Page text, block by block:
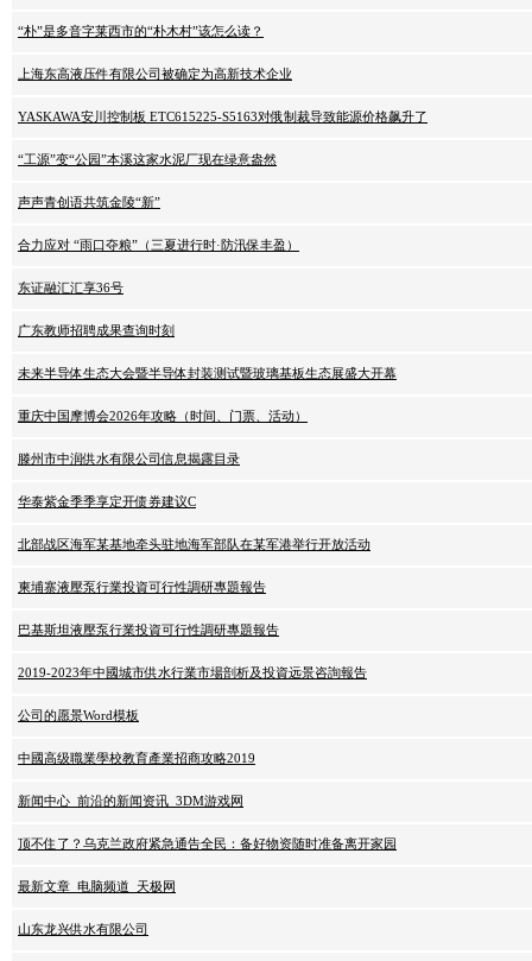
“朴”是多音字莱西市的“朴木村”该怎么读？
上海东高液压件有限公司被确定为高新技术企业
YASKAWA安川控制板 ETC615225-S5163对俄制裁导致能源价格飙升了
“工源”变“公园”本溪这家水泥厂现在绿意盎然
声声青创语共筑金陵“新”
合力应对 “雨口夺粮”（三夏进行时·防汛保丰盈）
东证融汇汇享36号
广东教师招聘成果查询时刻
未来半导体生态大会暨半导体封装测试暨玻璃基板生态展盛大开幕
重庆中国摩博会2026年攻略（时间、门票、活动）
滕州市中润供水有限公司信息揭露目录
华泰紫金季季享定开债券建议C
北部战区海军某基地牵头驻地海军部队在某军港举行开放活动
柬埔寨液壓泵行業投資可行性調研專題報告
巴基斯坦液壓泵行業投資可行性調研專題報告
2019-2023年中國城市供水行業市場剖析及投資远景咨詢報告
公司的愿景Word模板
中國高级職業學校教育產業招商攻略2019
新闻中心_前沿的新闻资讯_3DM游戏网
顶不住了？乌克兰政府紧急通告全民：备好物资随时准备离开家园
最新文章_电脑频道_天极网
山东龙兴供水有限公司